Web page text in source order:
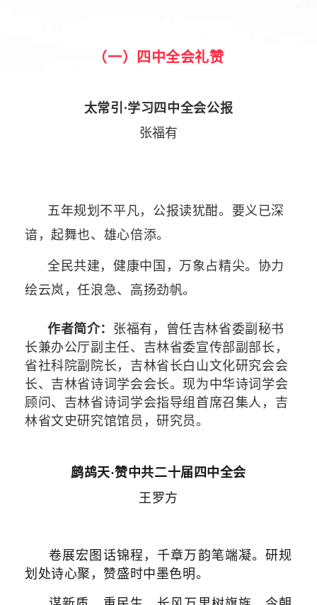
（一）四中全会礼赞
太常引·学习四中全会公报
张福有
五年规划不平凡，公报读犹酣。要义已深
谙，起舞也、雄心倍添。
全民共建，健康中国，万象占精尖。协力
绘云岚，任浪急、高扬劲帆。
作者简介： 张福有，曾任吉林省委副秘书
长兼办公厅副主任、吉林省委宣传部副部长，
省社科院副院长，吉林省长白山文化研究会会
长、吉林省诗词学会会长。现为中华诗词学会
顾问、吉林省诗词学会指导组首席召集人，吉
林省文史研究馆馆员，研究员。
鹧鸪天·赞中共二十届四中全会
王罗方
卷展宏图话锦程，千章万韵笔端凝。研规
划处诗心聚，赞盛时中墨色明。